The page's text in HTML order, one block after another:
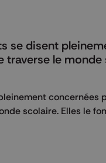
se disent
le monde
concernées
scolaire. Elles le